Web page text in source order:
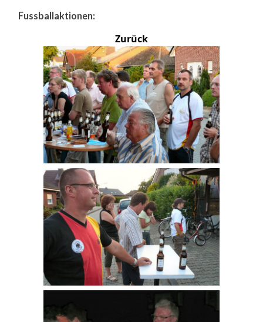
Fussballaktionen:
Zurück